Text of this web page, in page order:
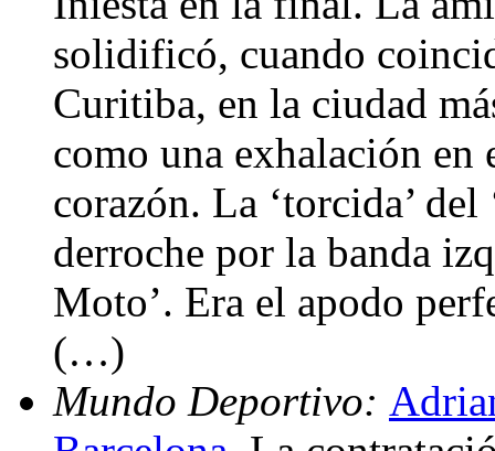
solidificó, cuando
Curitiba, en la ciudad
como una exhalación
corazón. La ‘torcida’
derroche por la banda
Moto’. Era el apodo
(…)
Mundo Deportivo: